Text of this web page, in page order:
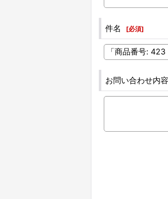
件名 [必須]
お問い合わせ内容